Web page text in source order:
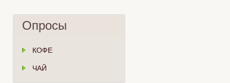
Опросы
КОФЕ
ЧАЙ